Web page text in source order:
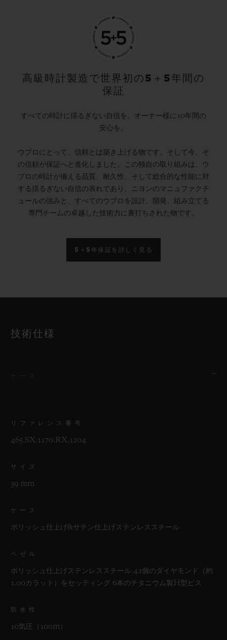
高級時計製造で世界初の5＋5年間の
保証
すべての時計に揺るぎない自信を。オーナー様に10年間の
安心を。
ウブロにとって、信頼とは築き上げる物です。そして今、そ
の信頼が保証へと進化しました。この独自の取り組みは、ウ
ブロの時計が備える品質、耐久性、そして総合的な性能に対
する揺るぎない自信の表れであり、ニヨンのマニュファクチ
ュールの強みと、すべてのウブロを設計、開発、組み立てる
専門チームの卓越した技術力に裏打ちされた物です。
5＋5年保証を詳しく見る
技術仕様
リファレンス番号
465.SX.1170.RX.1204
サイズ
39 mm
ケース
ポリッシュ仕上げ&サテン仕上げステンレススチール
ベゼル
ポリッシュ仕上げステンレススチール 42個のダイヤモンド（約
1.00カラット）をセッティング 6本のチタニウム製H型ビス
防水性
10気圧（100m）